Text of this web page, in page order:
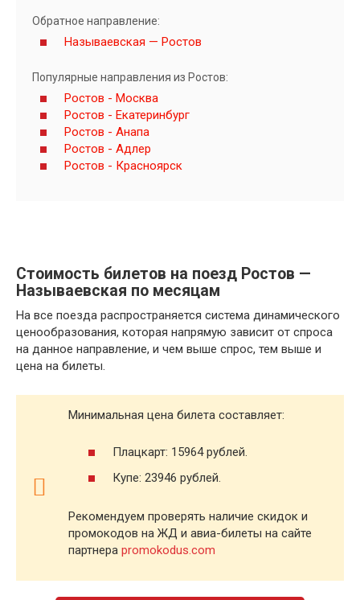
Обратное направление:
Называевская — Ростов
Популярные направления из Ростов:
Ростов - Москва
Ростов - Екатеринбург
Ростов - Анапа
Ростов - Адлер
Ростов - Красноярск
Стоимость билетов на поезд Ростов —
Называевская по месяцам
На все поезда распространяется система динамического
ценообразования, которая напрямую зависит от спроса
на данное направление, и чем выше спрос, тем выше и
цена на билеты.
Минимальная цена билета составляет:
Плацкарт: 15964 рублей.
Купе: 23946 рублей.
Рекомендуем проверять наличие скидок и
промокодов на ЖД и авиа-билеты на сайте
партнера promokodus.com